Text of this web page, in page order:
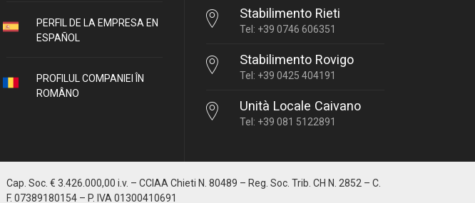
PERFIL DE LA EMPRESA EN
ESPAÑOL
PROFILUL COMPANIEI ÎN
ROMÂNO
Stabilimento Rieti
Tel: +39 0746 606351
Stabilimento Rovigo
Tel: +39 0425 404191
Unità Locale Caivano
Tel: +39 081 5122891
Cap. Soc. € 3.426.000,00 i.v. – CCIAA Chieti N. 80489 – Reg. Soc. Trib. CH N. 2852 – C.
F. 07389180154 – P. IVA 01300410691